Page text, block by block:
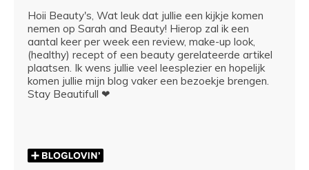
Hoii Beauty's, Wat leuk dat jullie een kijkje komen
nemen op Sarah and Beauty! Hierop zal ik een
aantal keer per week een review, make-up look,
(healthy) recept of een beauty gerelateerde artikel
plaatsen. Ik wens jullie veel leesplezier en hopelijk
komen jullie mijn blog vaker een bezoekje brengen.
Stay Beautifull ❤